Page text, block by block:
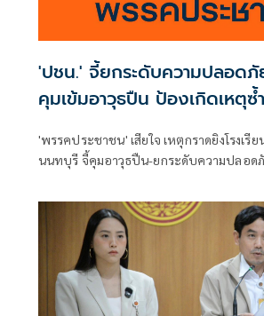
'ปชน.' จี้ยกระดับความปลอดภั
คุมเข้มอาวุธปืน ป้องเกิดเหตุซ้ำ
'พรรคประชาชน' เสียใจ เหตุกราดยิงโรงเรี
นนทบุรี จี้คุมอาวุธปืน-ยกระดับความปลอด